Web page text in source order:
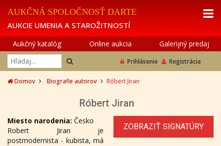
AUKČNÁ SPOLOČNOSŤ DARTE
AUKCIE UMENIA A STAROŽITNOSTÍ
Aukčný katalóg Online aukcia Galerijný predaj
Prihlásenie Registrácia
Domov Biografie autorov Róbert Jiran
Róbert Jiran
ZOBRAZIŤ SIGNATÚRY
Miesto narodenia: Česko
Robert Jiran je
postmodernista - kubista, má